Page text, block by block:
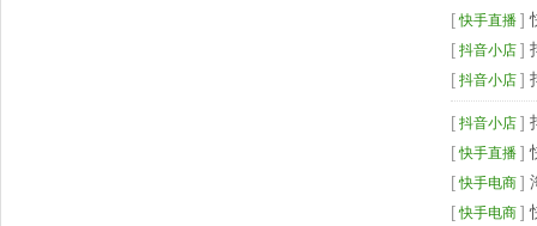
[快手直播 ]
[ 抖音小店 ]
[ 抖音小店 ]
[ 抖音小店 ]
[快手直播 ]
[快手电商 ]
[快手电商 ]